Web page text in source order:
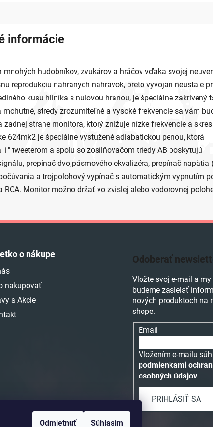
Odmietnuť Súhlasím
informácie
hudobníkov, zvukárov a hráčov vďaka svojej
reprodukciu nahraných nahrávok, preto vývojári neustále
kusu hliníka s nulovou hranou, je špeciálne zakrivený
stredy zrozumiteľné a vysoké frekvencie sa vám
strane monitora, ktorý znižuje nízke frekvencie a
624mk2 je špeciálne vystužené adiabatickou penou, ktorá
tweeterom a spolu so zosilňovačom triedy AB poskytujú
prepínač dvojpásmového ekvalizéra, prepínač napätia
a trojpolohový vypínač s automatickým vypnutím
Monitor možno držať vo zvislej alebo vodorovnej
o nákupe
nakupovať
a Akcie
Odoberať
Vložte svoj e-mail a my
budeme zasielať
nových produktoch na
shope.
Email
Vložením e-mailu
podmienkami
osobných údajov
PRIHLÁSIŤ SA